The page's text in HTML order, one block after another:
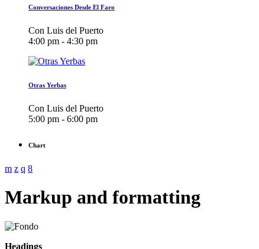
Conversaciones Desde El Faro
Con Luis del Puerto
4:00 pm - 4:30 pm
Otras Yerbas
Con Luis del Puerto
5:00 pm - 6:00 pm
Chart
Markup and formatting
Headings